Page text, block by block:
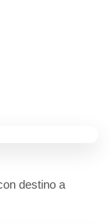
destino a